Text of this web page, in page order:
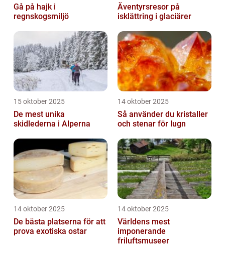
Gå på hajk i
regnskogsmiljö
Äventyrsresor på
isklättring i glaciärer
15 oktober 2025
De mest unika
skidlederna i Alperna
14 oktober 2025
Så använder du kristaller
och stenar för lugn
14 oktober 2025
De bästa platserna för att
prova exotiska ostar
14 oktober 2025
Världens mest
imponerande
friluftsmuseer